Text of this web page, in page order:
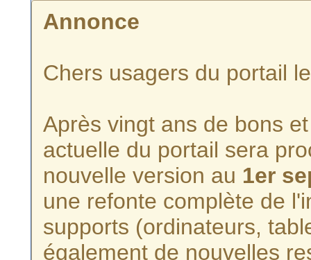
Annonce
Chers usagers du portail
Après vingt ans de bons
actuelle du portail sera
nouvelle version au 1er
une refonte complète de
supports (ordinateurs,
également de nouvelles